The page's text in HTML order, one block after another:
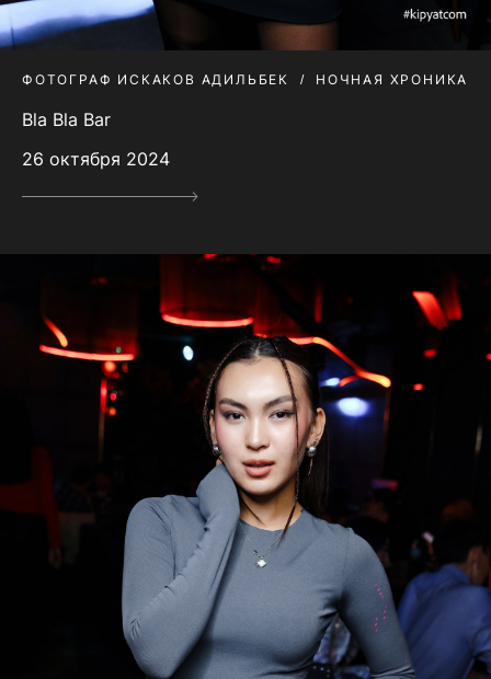
ФОТОГРАФ ИСКАКОВ АДИЛЬБЕК НОЧНАЯ ХРОНИКА
Bla Bla Bar
26 октября 2024